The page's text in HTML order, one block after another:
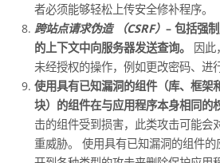
者必须能够轻松上传安全修补程序。
跨站点请求伪造
（CSRF）– 包括强
的上下文中向服务器发送查询。
因此
未经授权的操作，例如更改密码、进
使用具有已知漏洞的组件（库、框架
块）的组件在与应用程序本身相同的
击的组件受到损害，此类攻击可能会
重威胁。 使用具有已知漏洞的组件